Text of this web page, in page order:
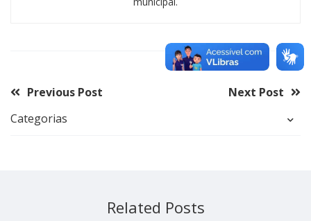
Previous Post
Next Post
Categorias
Related Posts